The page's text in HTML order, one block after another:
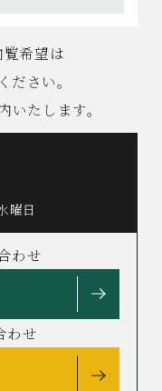
希望は
ださい。
たします。
曜日
わせ
わせ